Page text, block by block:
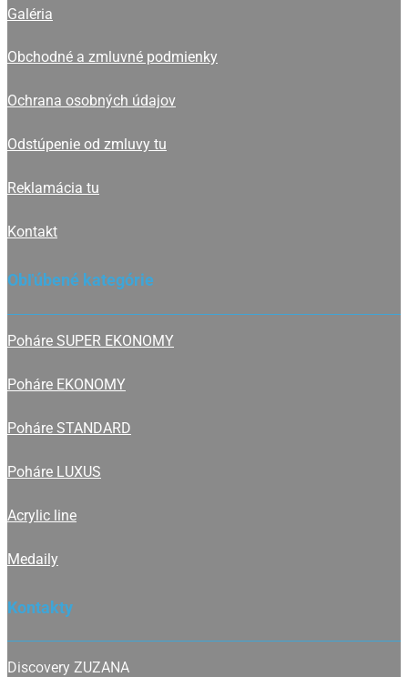
Galéria
Obchodné a zmluvné podmienky
Ochrana osobných údajov
Odstúpenie od zmluvy tu
Reklamácia tu
Kontakt
Obľúbené kategórie
Poháre SUPER EKONOMY
Poháre EKONOMY
Poháre STANDARD
Poháre LUXUS
Acrylic line
Medaily
Kontakty
Discovery ZUZANA